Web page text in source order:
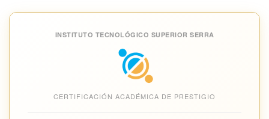
INSTITUTO TECNOLÓGICO SUPERIOR SERRA
CERTIFICACIÓN ACADÉMICA DE PRESTIGIO